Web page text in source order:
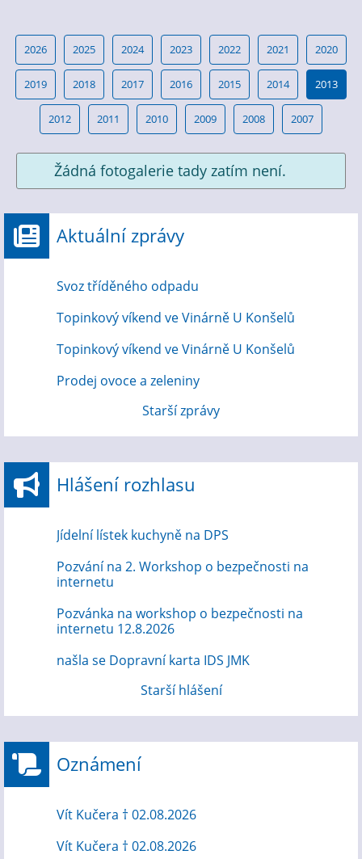
2026 2025 2024 2023 2022 2021 2020
2019 2018 2017 2016 2015 2014 2013
2012 2011 2010 2009 2008 2007
Žádná fotogalerie tady zatím není.
Aktuální zprávy
Svoz tříděného odpadu
Topinkový víkend ve Vinárně U Konšelů
Topinkový víkend ve Vinárně U Konšelů
Prodej ovoce a zeleniny
Starší zprávy
Hlášení rozhlasu
Jídelní lístek kuchyně na DPS
Pozvání na 2. Workshop o bezpečnosti na
internetu
Pozvánka na workshop o bezpečnosti na
internetu 12.8.2026
našla se Dopravní karta IDS JMK
Starší hlášení
Oznámení
Vít Kučera † 02.08.2026
Vít Kučera † 02.08.2026